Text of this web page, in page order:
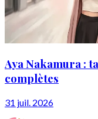
Aya Nakamura :
complètes
31 juil. 2026